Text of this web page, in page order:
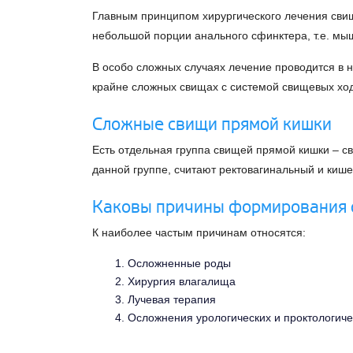
Главным принципом хирургического лечения
небольшой порции анального сфинктера, т.е.
В особо сложных случаях лечение проводится
крайне сложных свищах с системой свищевых
Сложные свищи прямой кишки
Есть отдельная группа свищей прямой кишки
данной группе, считают ректовагинальный и
Каковы причины
К наиболее частым причинам относятся:
Осложненные роды
Хирургия влагалища
Лучевая терапия
Осложнения урологических и